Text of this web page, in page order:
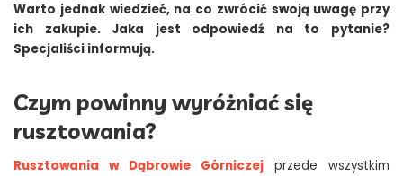
Warto jednak wiedzieć, na co zwrócić swoją uwagę przy
ich zakupie. Jaka jest odpowiedź na to pytanie?
Specjaliści informują.
Czym powinny wyróżniać się
rusztowania?
Rusztowania w Dąbrowie Górniczej przede wszystkim